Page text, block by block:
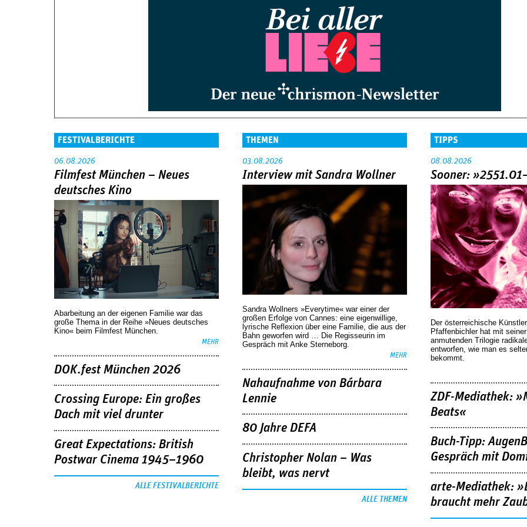
FESTIVALBERICHTE
06.08.2026
Filmfest München – Neues
deutsches Kino
Abarbeitung an der eigenen Familie war das
große Thema in der Reihe »Neues deutsches
Kino« beim Filmfest München.
MEHR
DOK.fest München 2026
Crossing Europe: Ein großes
Dach mit viel drunter
Great Expectations: British
Postwar Cinema 1945–1960
ALLE FESTIVALBERICHTE
THEMEN
03.08.2026
Interview mit Sandra Wollner
Sandra Wollners »Everytime« war einer der
großen Erfolge von Cannes: eine eigenwillige,
lyrische Reflexion über eine ­Familie, die aus der
Bahn geworfen wird … Die Regisseurin im
Gespräch mit Anke Sterneborg.
MEHR
Nahaufnahme von Bárbara
Lennie
80 Jahre DEFA
Christopher Nolan – Was
bleibt, was nervt
ALLE THEMEN
TIPPS
08.08.2026
Sooner:
Der österreichische
Pfaffenbichler hat mit
anmutenden Trilogie
entworfen, wie man es
bekommt.
ZDF-Mediathek:
Beats«
Buch-Tipp:
Gespräch mit
arte-Mediathek:
braucht mehr